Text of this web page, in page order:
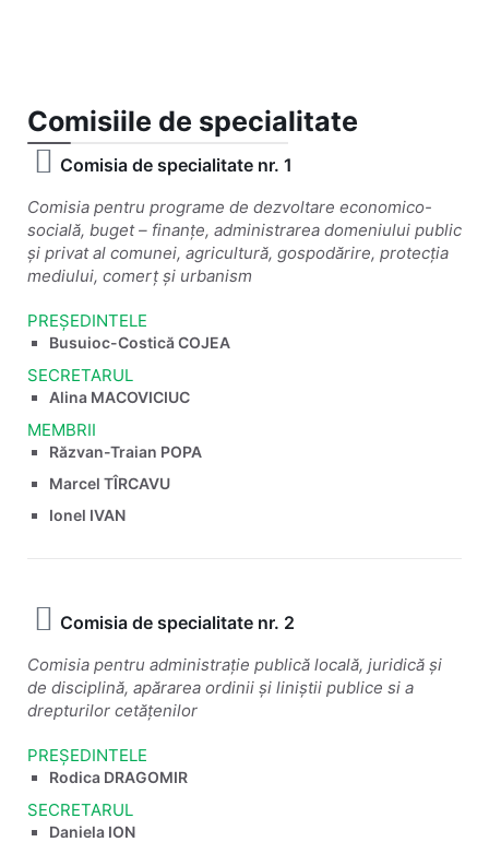
Comisiile de specialitate
Comisia de specialitate nr. 1
Comisia pentru programe de dezvoltare economico-
socială, buget – finanțe, administrarea domeniului public
și privat al comunei, agricultură, gospodărire, protecția
mediului, comerț și urbanism
PREȘEDINTELE
Busuioc-Costică COJEA
SECRETARUL
Alina MACOVICIUC
MEMBRII
Răzvan-Traian POPA
Marcel TÎRCAVU
Ionel IVAN
Comisia de specialitate nr. 2
Comisia pentru administrație publică locală, juridică și
de disciplină, apărarea ordinii și liniștii publice si a
drepturilor cetățenilor
PREȘEDINTELE
Rodica DRAGOMIR
SECRETARUL
Daniela ION